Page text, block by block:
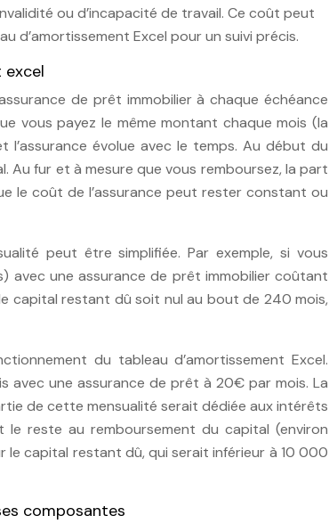
ou d’incapacité de travail. Ce coût peut
d’amortissement Excel pour un suivi précis.
excel
de prêt immobilier à chaque échéance
vous payez le même montant chaque mois (la
évolue avec le temps. Au début du
fur et à mesure que vous remboursez, la part
le coût de l’assurance peut rester constant ou
peut être simplifiée. Par exemple, si vous
une assurance de prêt immobilier coûtant
capital restant dû soit nul au bout de 240 mois,
du tableau d’amortissement Excel.
avec une assurance de prêt à 20€ par mois. La
de cette mensualité serait dédiée aux intérêts
le reste au remboursement du capital (environ
le capital restant dû, qui serait inférieur à 10 000
composantes